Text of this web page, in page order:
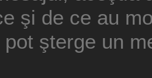
şi de ce au
şterge un